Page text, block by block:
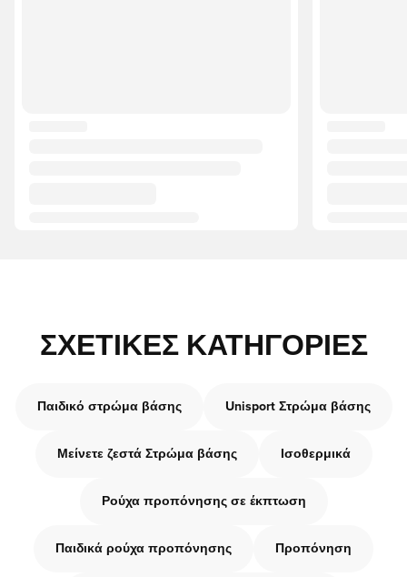
ΣΧΕΤΙΚΈΣ ΚΑΤΗΓΟΡΊΕΣ
Παιδικό στρώμα βάσης Unisport Στρώμα βάσης
Μείνετε ζεστά Στρώμα βάσης Ισοθερμικά
Ρούχα προπόνησης σε έκπτωση
Παιδικά ρούχα προπόνησης Προπόνηση